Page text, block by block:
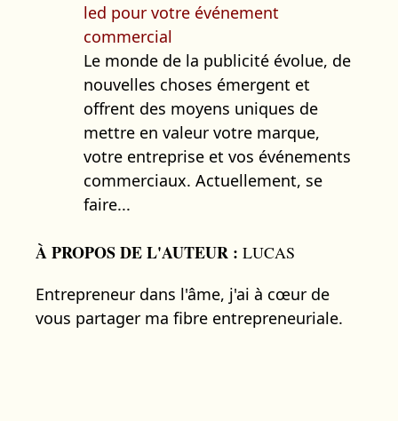
led pour votre événement
commercial
Le monde de la publicité évolue, de
nouvelles choses émergent et
offrent des moyens uniques de
mettre en valeur votre marque,
votre entreprise et vos événements
commerciaux. Actuellement, se
faire...
À PROPOS DE L'AUTEUR : LUCAS
Entrepreneur dans l'âme, j'ai à cœur de
vous partager ma fibre entrepreneuriale.